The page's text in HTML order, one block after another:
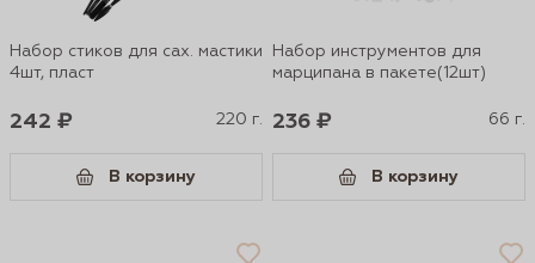
Набор стиков для сах. мастики
4шт, пласт
242 ₽ 220 г.
В корзину
Набор инструментов для
марципана в пакете(12шт)
236 ₽ 66 г.
В корзину